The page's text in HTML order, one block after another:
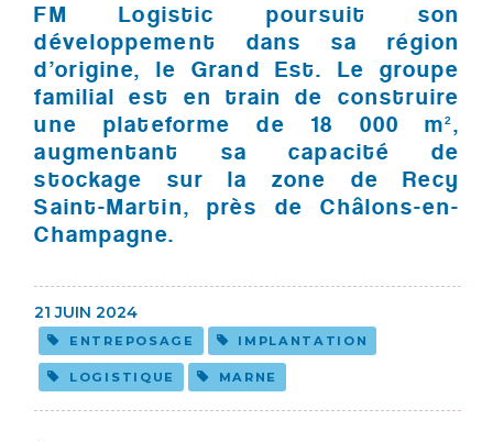
FM Logistic poursuit son
développement dans sa région
d’origine, le Grand Est. Le groupe
familial est en train de construire
une plateforme de 18 000 m²,
augmentant sa capacité de
stockage sur la zone de Recy
Saint-Martin, près de Châlons-en-
Champagne.
21 JUIN 2024
ENTREPOSAGE IMPLANTATION
LOGISTIQUE MARNE